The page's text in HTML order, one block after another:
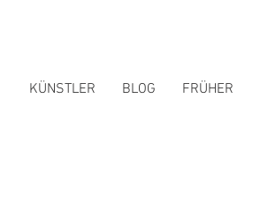
KÜNSTLER BLOG FRÜHER